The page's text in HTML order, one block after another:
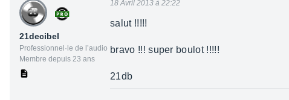
21decibel
Professionnel·le de l’audio
Membre depuis 23 ans
18 Avril 2013 à 22:22
salut !!!!!
bravo !!! super boulot !!!!!
21db